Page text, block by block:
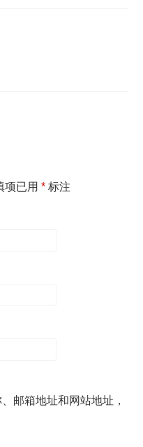
项已用* 标注
邮箱地址和网站地址，